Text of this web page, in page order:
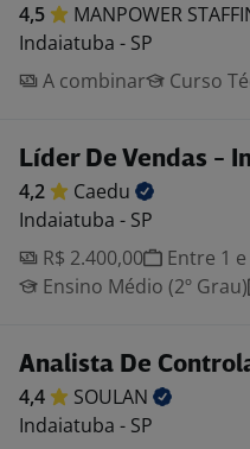
4,5 MANPOWER
Indaiatuba - SP
A combinar
Curso
Líder De Vendas -
4,2
Caedu
Indaiatuba - SP
R$ 2.400,00
Entre 1
Ensino Médio (2º Grau)
Analista De
4,4
SOULAN
Indaiatuba - SP